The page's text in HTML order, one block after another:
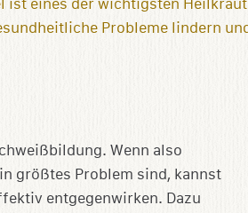
Wenn also
größtes Problem sind, kannst
entgegenwirken. Dazu